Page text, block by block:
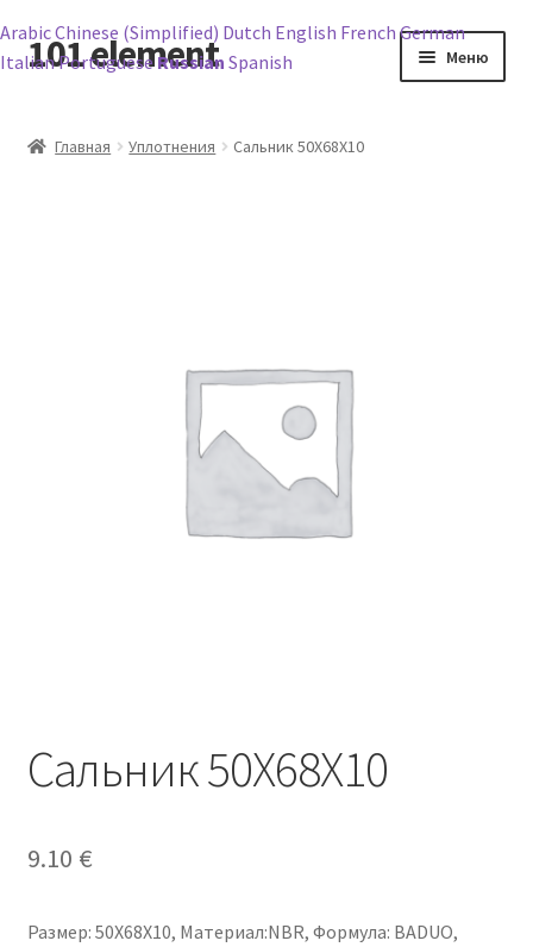
Перейти
к
Перейти
к
101 element Меню
Оформление заказа
Главная Уплотнения Сальник 50X68X10
Сальник 50X68X10
9.10 €
Размер: 50X68X10, Материал:NBR, Формула: BADUO,
ArabicChinese (Simplified) Dutch English French German
ItalianPortuguese Russian Spanish